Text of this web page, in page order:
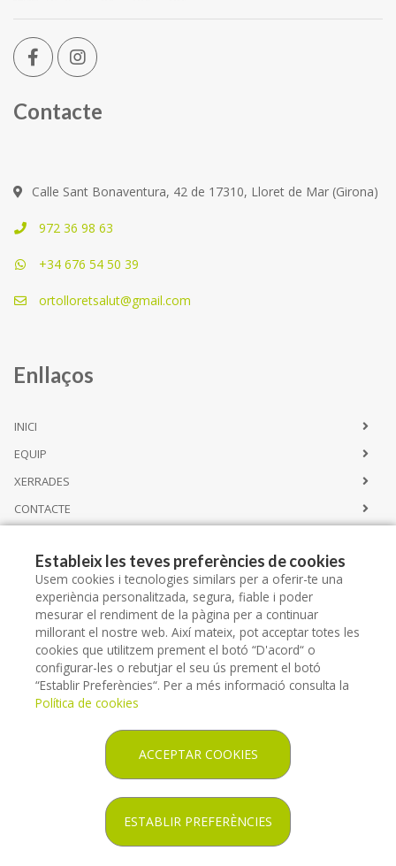
Contacte
Calle Sant Bonaventura, 42 de 17310, Lloret de Mar (Girona)
972 36 98 63
+34 676 54 50 39
ortolloretsalut@gmail.com
Enllaços
INICI
EQUIP
XERRADES
CONTACTE
Serveis
CATÀLEG SERVEIS
LLOGUER
ESPAI LLORET SALUT
Copyright © 2026 ORTOPEDIA LLORET SALUT -
Diseño web- Farmaoffice
Estableix les teves preferències de cookies
Usem cookies i tecnologies similars per a oferir-te una
experiència personalitzada, segura, fiable i poder
mesurar el rendiment de la pàgina per a continuar
millorant el nostre web. Així mateix, pot acceptar totes les
cookies que utilitzem prement el botó “D'acord“ o
configurar-les o rebutjar el seu ús prement el botó
“Establir Preferències“. Per a més informació consulta la
Política de cookies
ACCEPTAR COOKIES
ESTABLIR PREFERÈNCIES